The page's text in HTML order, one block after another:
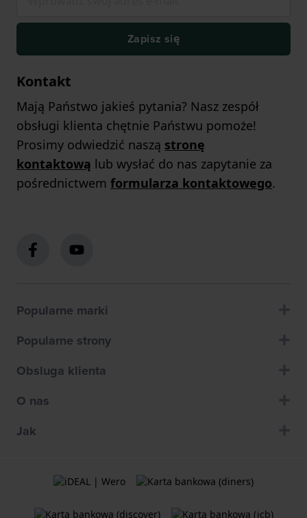
Zapisz się
Kontakt
Mają Państwo jakieś pytania? Nasz zespół
obsługi klienta chętnie Państwu pomoże!
Prosimy odwiedzić naszą stronę
kontaktową lub wysłać do nas zapytanie za
pośrednictwem formularza kontaktowego.
Popularne marki
Popularne strony
Obsluga klienta
O nas
Jak